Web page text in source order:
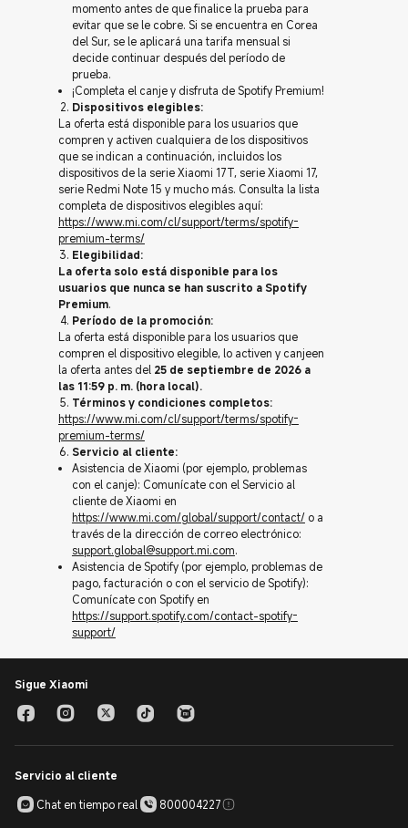
momento antes de que finalice la prueba para
evitar que se le cobre. Si se encuentra en Corea
del Sur, se le aplicará una tarifa mensual si
decide continuar después del período de
prueba.
¡Completa el canje y disfruta de Spotify Premium!
Dispositivos elegibles:
La oferta está disponible para los usuarios que
compren y activen cualquiera de los dispositivos
que se indican a continuación, incluidos los
dispositivos de la serie Xiaomi 17T, serie Xiaomi 17,
serie Redmi Note 15 y mucho más. Consulta la lista
completa de dispositivos elegibles aquí:
https://www.mi.com/cl/support/terms/spotify-
premium-terms/
Elegibilidad:
La oferta solo está disponible para los
usuarios que nunca se han suscrito a Spotify
Premium.
Período de la promoción:
La oferta está disponible para los usuarios que
compren el dispositivo elegible, lo activen y canjeen
la oferta antes del 25 de septiembre de 2026 a
las 11:59 p. m. (hora local).
Términos y condiciones completos:
https://www.mi.com/cl/support/terms/spotify-
premium-terms/
Servicio al cliente:
Asistencia de Xiaomi (por ejemplo, problemas
con el canje): Comunícate con el Servicio al
cliente de Xiaomi en
https://www.mi.com/global/support/contact/o a
través de la dirección de correo electrónico:
support.global@support.mi.com.
Asistencia de Spotify (por ejemplo, problemas de
pago, facturación o con el servicio de Spotify):
Comunícate con Spotify en
https://support.spotify.com/contact-spotify-
support/
Sigue Xiaomi
Servicio al cliente
Chat en tiempo real
800004227